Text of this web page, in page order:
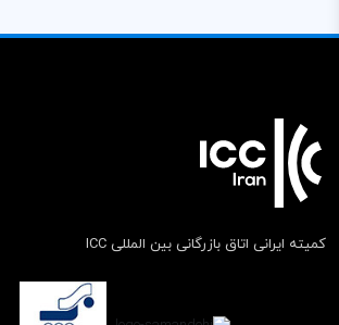
کمیته ایرانی اتاق بازرگانی بین المللی ICC